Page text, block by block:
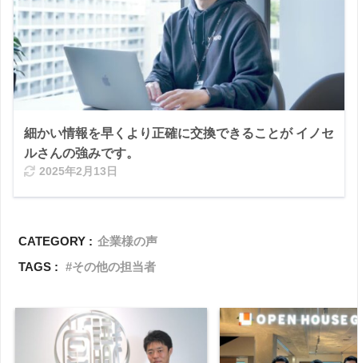
細かい情報を早くより正確に交換できることが イノセ
ルさんの強みです。
2025年2月13日
CATEGORY : 企業様の声
TAGS :
その他の担当者